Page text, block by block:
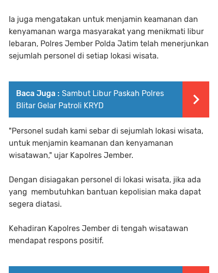
Ia juga mengatakan untuk menjamin keamanan dan
kenyamanan warga masyarakat yang menikmati libur
lebaran, Polres Jember Polda Jatim telah menerjunkan
sejumlah personel di setiap lokasi wisata.
Baca Juga : Sambut Libur Paskah Polres
Blitar Gelar Patroli KRYD
"Personel sudah kami sebar di sejumlah lokasi wisata,
untuk menjamin keamanan dan kenyamanan
wisatawan," ujar Kapolres Jember.
Dengan disiagakan personel di lokasi wisata, jika ada
yang membutuhkan bantuan kepolisian maka dapat
segera diatasi.
Kehadiran Kapolres Jember di tengah wisatawan
mendapat respons positif.